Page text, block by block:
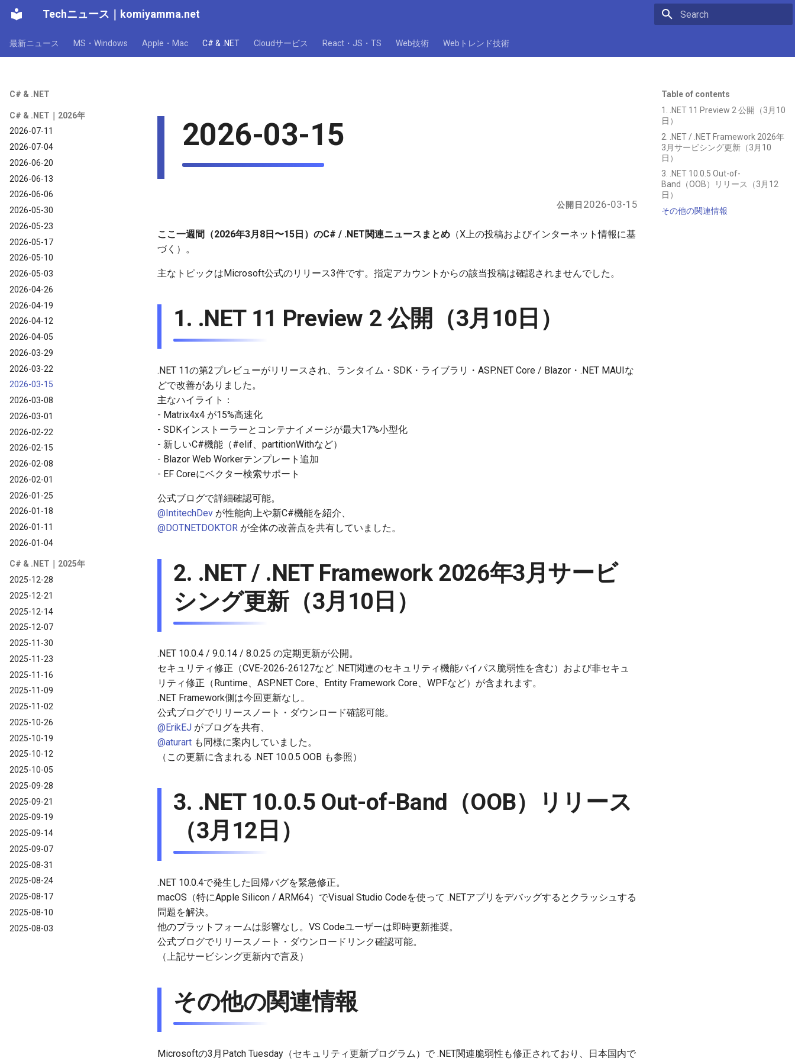
Techニュース komiyamma.net
最新ニュース MS・Windows Apple・Mac C# & .NET Cloudサービス React・JS・TS Web技術 Webトレンド技術
C# & .NET
C# & .NET｜2026年
2026-07-11
2026-07-04
2026-06-20
2026-06-13
2026-06-06
2026-05-30
2026-05-23
2026-05-17
2026-05-10
2026-05-03
2026-04-26
2026-04-19
2026-04-12
2026-04-05
2026-03-29
2026-03-22
2026-03-15
2026-03-08
2026-03-01
2026-02-22
2026-02-15
2026-02-08
2026-02-01
2026-01-25
2026-01-18
2026-01-11
2026-01-04
C# & .NET｜2025年
2025-12-28
2025-12-21
2025-12-14
2025-12-07
2025-11-30
2025-11-23
2025-11-16
2025-11-09
2025-11-02
2025-10-26
2025-10-19
2025-10-12
2025-10-05
2025-09-28
2025-09-21
2025-09-19
2025-09-14
2025-09-07
2025-08-31
2025-08-24
2025-08-17
2025-08-10
2025-08-03
Table of contents
1. .NET 11 Preview 2 公開（3月10
日）
2. .NET / .NET Framework 2026年
3月サービシング更新（3月10
日）
3. .NET 10.0.5 Out-of-
Band（OOB）リリース（3月12
日）
その他の関連情報
2026-03-15
公開日 2026-03-15
ここ一週間（2026年3月8日〜15日）のC# / .NET関連ニュースまとめ （X上の投稿およびインターネット情報に基
づく）。
主なトピックはMicrosoft公式のリリース3件です。指定アカウントからの該当投稿は確認されませんでした。
1. .NET 11 Preview 2 公開（3月10日）
.NET 11の第2プレビューがリリースされ、ランタイム・SDK・ライブラリ・ASP.NET Core / Blazor・.NET MAUIな
どで改善がありました。
主なハイライト：
- Matrix4x4 が15%高速化
- SDKインストーラーとコンテナイメージが最大17%小型化
- 新しいC#機能（#elif、partitionWithなど）
- Blazor Web Workerテンプレート追加
- EF Coreにベクター検索サポート
公式ブログで詳細確認可能。
@IntitechDev が性能向上や新C#機能を紹介、
@DOTNETDOKTOR が全体の改善点を共有していました。
2. .NET / .NET Framework 2026年3月サービ
シング更新（3月10日）
.NET 10.0.4 / 9.0.14 / 8.0.25 の定期更新が公開。
セキュリティ修正（CVE-2026-26127など .NET関連のセキュリティ機能バイパス脆弱性を含む）および非セキュ
リティ修正（Runtime、ASP.NET Core、Entity Framework Core、WPFなど）が含まれます。
.NET Framework側は今回更新なし。
公式ブログでリリースノート・ダウンロード確認可能。
@ErikEJ がブログを共有、
@aturart も同様に案内していました。
（この更新に含まれる .NET 10.0.5 OOB も参照）
3. .NET 10.0.5 Out-of-Band（OOB）リリース
（3月12日）
.NET 10.0.4で発生した回帰バグを緊急修正。
macOS（特にApple Silicon / ARM64）でVisual Studio Codeを使って .NETアプリをデバッグするとクラッシュする
問題を解決。
他のプラットフォームは影響なし。VS Codeユーザーは即時更新推奨。
公式ブログでリリースノート・ダウンロードリンク確認可能。
（上記サービシング更新内で言及）
その他の関連情報
Microsoftの3月Patch Tuesday（セキュリティ更新プログラム）で .NET関連脆弱性も修正されており、日本国内で